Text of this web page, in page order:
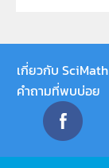
เกี่ยวกับ SciMath
คำถามที่พบบ่อย